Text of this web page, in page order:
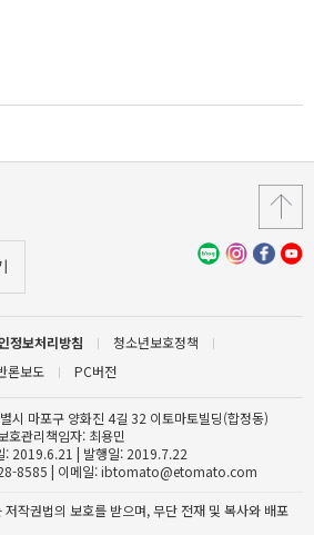
정보처리방침
청소년보호정책
론보도 PC버전
시 마포구 양화진 4길 32 이토마토빌딩(합정동)
호관리책임자: 최용민
: 2019.6.21 | 발행일: 2019.7.22
8585 | 이메일: ibtomato@etomato.com
작권법의 보호를 받으며, 무단 전재 및 복사와 배포